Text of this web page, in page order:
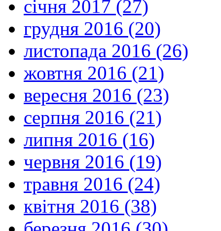
січня 2017 (27)
грудня 2016 (20)
листопада 2016 (26)
жовтня 2016 (21)
вересня 2016 (23)
серпня 2016 (21)
липня 2016 (16)
червня 2016 (19)
травня 2016 (24)
квітня 2016 (38)